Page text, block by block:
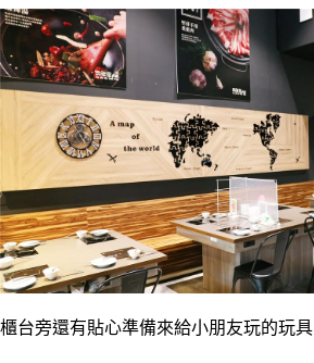
櫃台旁還有貼心準備來給小朋友玩的玩具